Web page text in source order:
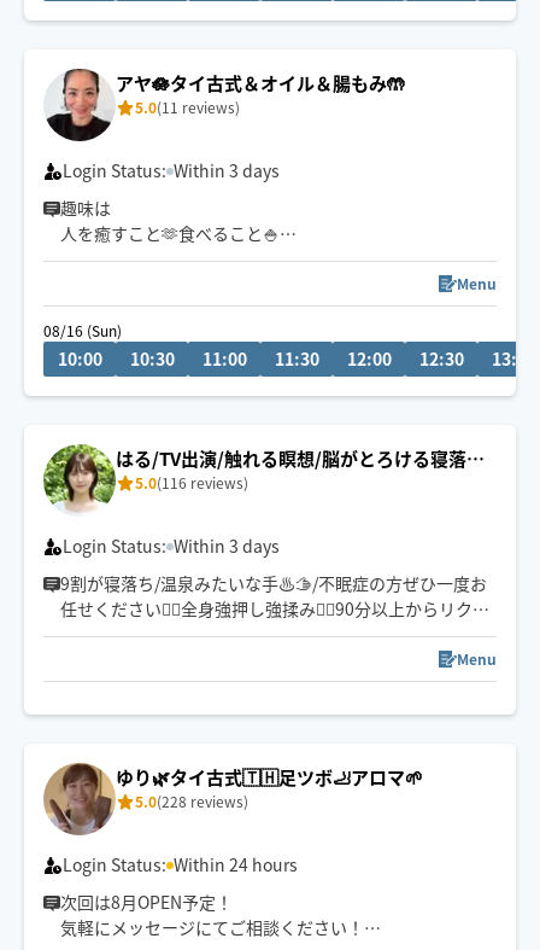
タイ式/もみほぐし/オイル/フット/ヘッドスパ/クラニオセ
イクラル/筋膜リリース/チネイザン
アヤ🪷タイ古式＆オイル＆腸もみ🤲
5.0(11 reviews)
Login Status: Within 3 days
趣味は
人を癒すこと🫶食べること🍚
子育て👦🏻ペットと遊ぶこと😻
心がほっと温かくなる時間をお届けしたいです♡
辻堂からお伺いします。
電車か車で片道1時間くらいの距離までお受けします。
Menu
08/16 (Sun)
10:00 10:30 11:00 11:30 12:00 12:30 13:00
はる/TV出演/触れる瞑想/脳がとろける寝落ち
体験🐑
5.0(116 reviews)
Login Status: Within 3 days
9割が寝落ち/温泉みたいな手♨️🫱/不眠症の方ぜひ一度お
任せください🙆‍♀️全身強押し強揉み🙅‍♀️90分以上からリクエ
ストお願いします😊
【資格】ヘアケアマイスター/ヘッドマイスター/CCAタイ
マッサージ/ウータイオステオ/小顔整体
Menu
ゆり🌿タイ古式🇹🇭足ツボ🦶アロマ🌱
5.0(228 reviews)
Login Status: Within 24 hours
次回は8月OPEN予定！
気軽にメッセージにてご相談ください！